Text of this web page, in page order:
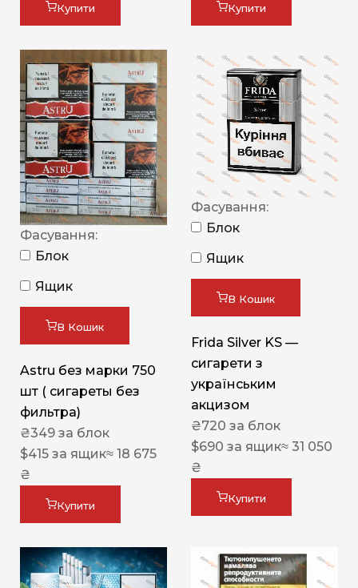
Купити Купити
Фасування:
Блок
Ящик
В Кошик
Astru без марки 750
шт ( сигареты без
фильтра)
₴349 за блок
$415 за ящик≈ 18 675
₴
Купити
Фасування:
Блок
Ящик
В Кошик
Frida Silver KS —
сигарети з
українським
акцизом
₴720 за блок
$690 за ящик≈ 31 050
₴
Купити